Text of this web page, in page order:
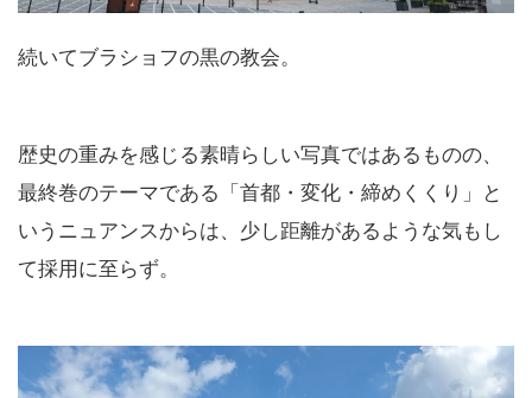
続いてブラショフの黒の教会。
歴史の重みを感じる素晴らしい写真ではあるものの、
最終巻のテーマである「首都・変化・締めくくり」と
いうニュアンスからは、少し距離があるような気もし
て採用に至らず。